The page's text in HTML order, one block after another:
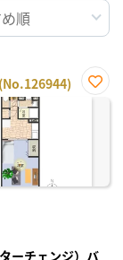
お気
ーチェンジ）バ